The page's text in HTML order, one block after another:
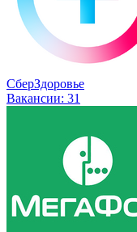
СберЗдоровье
Вакансии: 31